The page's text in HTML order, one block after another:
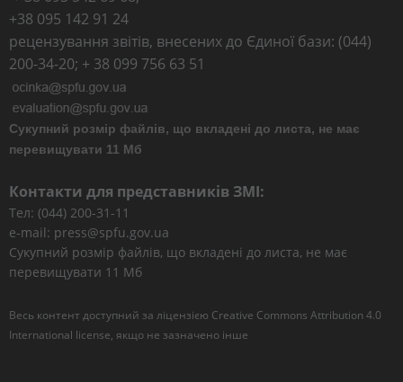
+38 095 142 91 24
рецензування звітів, внесених до Єдиної бази: (044)
200-34-20; + 38 099 756 63 51
Сукупний розмір файлів, що вкладені до листа, не має
перевищувати 11 Мб
Контакти для представників ЗМІ:
Тел: (044) 200-31-11
e-mail: press@spfu.gov.ua
Сукупний розмір файлів, що вкладені до листа, не має
перевищувати 11 Мб
Весь контент доступний за ліцензією Creative Commons Attribution 4.0
International license, якщо не зазначено інше